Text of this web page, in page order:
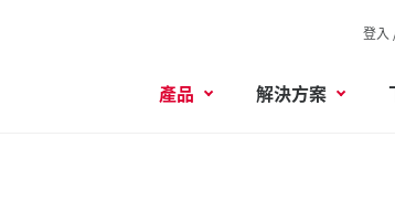
登入
產品 解決方案